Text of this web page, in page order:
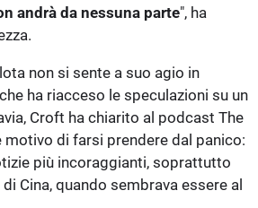
andrà da nessuna parte", ha
non si sente a suo agio in
ha riacceso le speculazioni su un
Croft ha chiarito al podcast The
motivo di farsi prendere dal panico:
più incoraggianti, soprattutto
Cina, quando sembrava essere al